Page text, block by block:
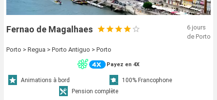
Fernao de Magalhaes
6 jours
de Porto
Porto > Regua > Porto Antiguo > Porto
Payez en 4X
Animations à bord
100% Francophone
Pension complète